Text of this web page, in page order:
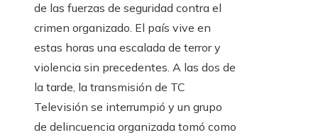
de las fuerzas de seguridad contra el
crimen organizado. El país vive en
estas horas una escalada de terror y
violencia sin precedentes. A las dos de
la tarde, la transmisión de TC
Televisión se interrumpió y un grupo
de delincuencia organizada tomó como